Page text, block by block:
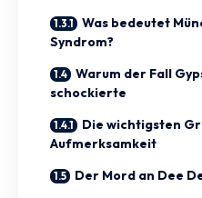
Was bedeutet
Syndrom?
Warum der Fall
schockierte
Die wichtigsten
Aufmerksamkeit
Der Mord an Dee